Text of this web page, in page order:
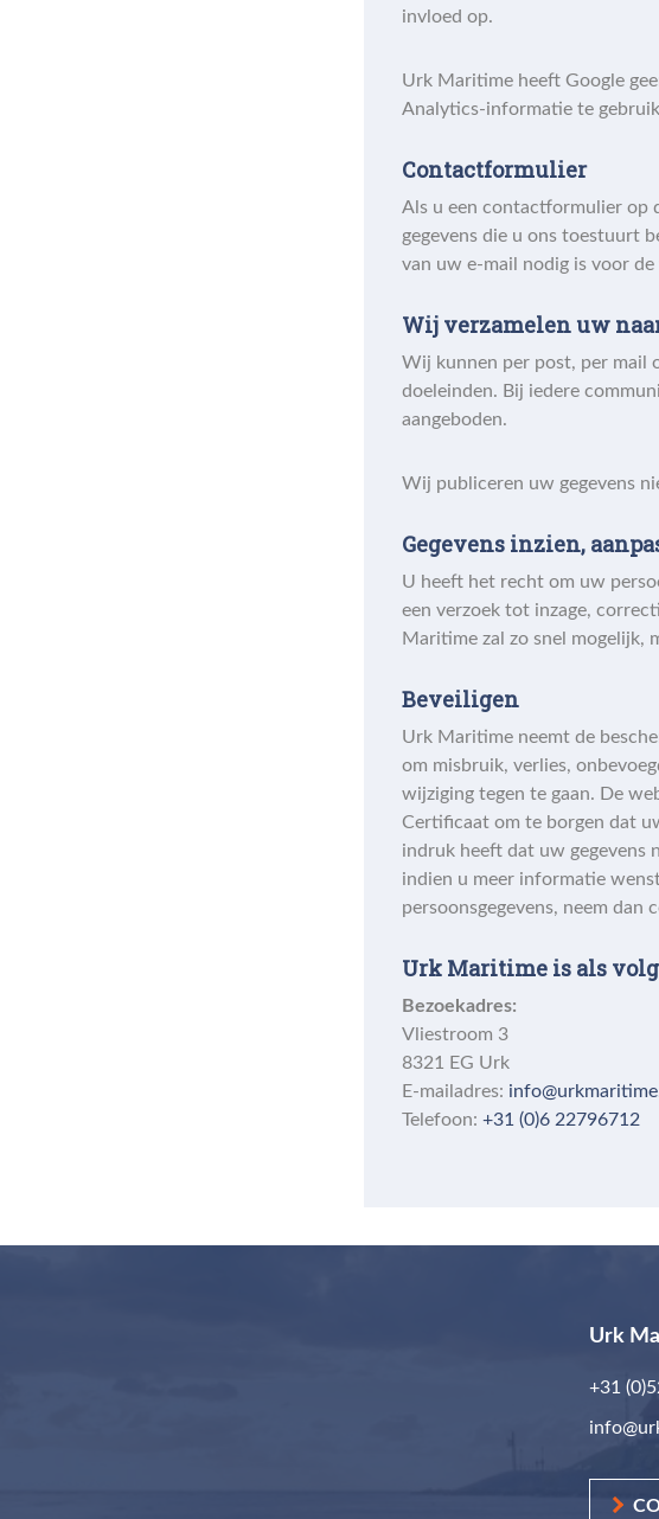
invloed op.
Urk Maritime heeft Google
Analytics-informatie te
Contactformulier
Als u een contactformulier op
gegevens die u ons toestuurt
van uw e-mail nodig is voor
Wij verzamelen uw
Wij kunnen per post, per mail
doeleinden. Bij iedere
aangeboden.
Wij publiceren uw gegevens
Gegevens inzien,
U heeft het recht om uw
een verzoek tot inzage,
Maritime zal zo snel mogelijk,
Beveiligen
Urk Maritime neemt de
om misbruik, verlies,
wijziging tegen te gaan. De
Certificaat om te borgen dat
indruk heeft dat uw gegevens
indien u meer informatie
persoonsgegevens, neem
Urk Maritime is als
Bezoekadres:
Vliestroom 3
8321 EG Urk
E-mailadres:
Telefoon: +31 (0)6 22796712
Urk
+31